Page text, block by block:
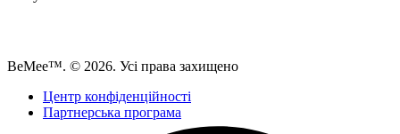
BeMee™. © 2026. Усі права захищено
Центр конфіденційності
Партнерська програма